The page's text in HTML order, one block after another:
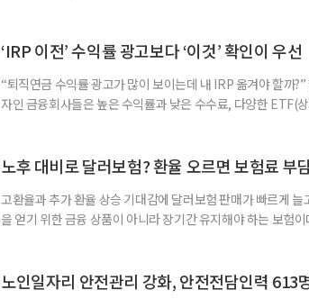
2._______________ 3._______________ ▷ 그중 내가 직
‘IRP 이전’ 수익률 광고보다 ‘이것’ 확인이 우선
“퇴직연금 수익률 광고가 많이 보이는데 내 IRP 옮겨야 할까
자인 금융회사들은 높은 수익률과 낮은 수수료, 다양한 ETF(
사들이 내세우는 퇴직연금 수익률은 눈에 잘 들어온다. 하지만
노후 대비로 달러보험? 환율 오르면 보험료 부
고환율과 추가 환율 상승 기대감에 달러보험 판매가 빠르게
을 얻기 위한 금융 상품이 아니라 장기간 유지해야 하는 보험
집계됐다. 전년 동기 판매량인 2만2000건의 두 배를 웃도는 수
노인일자리 안전관리 강화, 안전전담인력 613